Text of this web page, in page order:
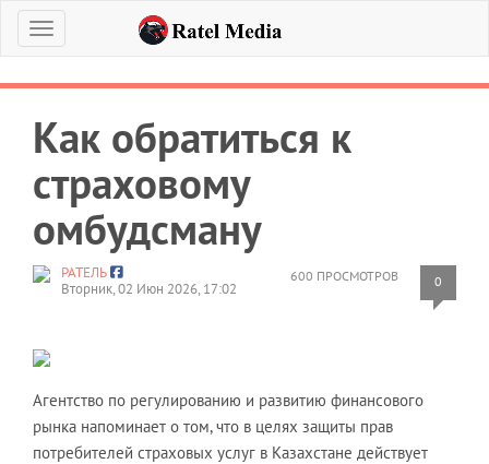
Меню
Как обратиться к
страховому
омбудсману
600 ПРОСМОТРОВ 0
РАТЕЛЬ
Вторник, 02 Июн 2026, 17:02
Агентство по регулированию и развитию финансового
рынка напоминает о том, что в целях защиты прав
потребителей страховых услуг в Казахстане действует